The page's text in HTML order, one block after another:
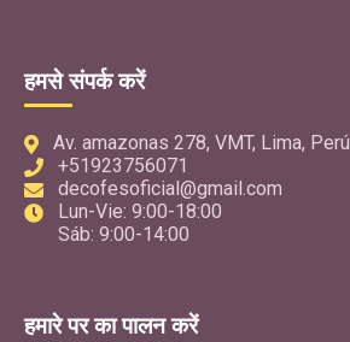
हमसे संपर्क करें
Av. amazonas 278, VMT, Lima, Perú
+51923756071
decofesoficial@gmail.com
Lun-Vie: 9:00-18:00
Sáb: 9:00-14:00
हमारे पर का पालन करें